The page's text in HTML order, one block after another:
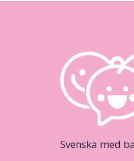
Svenska med